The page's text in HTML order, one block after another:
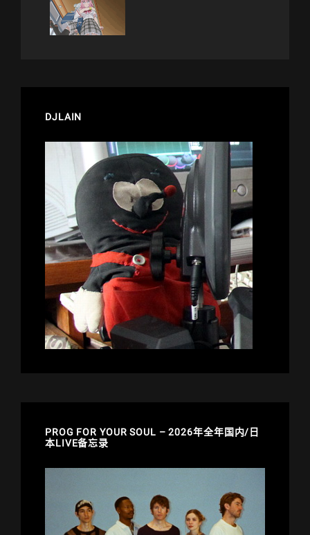
DJLAIN
PROG FOR YOUR SOUL – 2026年全年国内/日
本LIVE备忘录